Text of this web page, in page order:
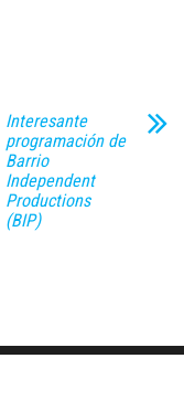
Interesante
programación de
Barrio
Independent
Productions
(BIP)